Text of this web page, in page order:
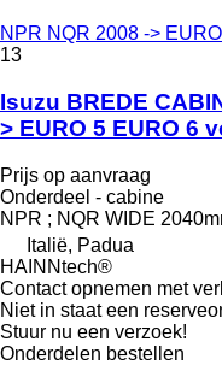
NPR NQR 2008 ->
13
Isuzu BREDE
> EURO 5 EURO 6
Prijs op aanvraag
Onderdeel - cabine
NPR ; NQR WIDE
Italië, Padua
HAINNtech®
Contact opnemen met
Niet in staat een
Stuur nu een verzoek!
Onderdelen bestellen